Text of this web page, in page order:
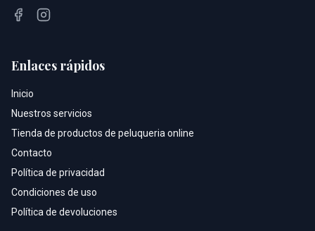
Enlaces rápidos
Inicio
Nuestros servicios
Tienda de productos de peluqueria online
Contacto
Política de privacidad
Condiciones de uso
Política de devoluciones